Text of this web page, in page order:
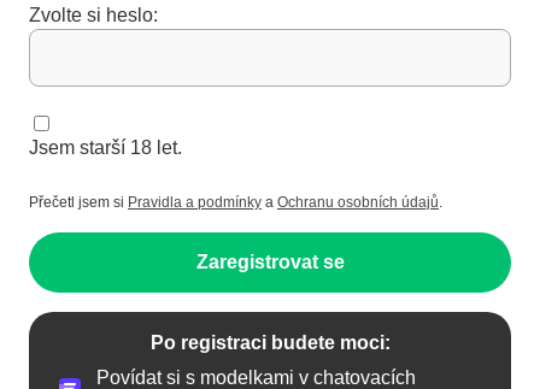
Zvolte si heslo:
Jsem starší 18 let.
Přečetl jsem si Pravidla a podmínky a Ochranu osobních údajů.
Zaregistrovat se
Po registraci budete moci:
Povídat si s modelkami v chatovacích